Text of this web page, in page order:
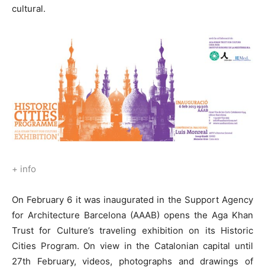
cultural.
+ info
On February 6 it was inaugurated in the Support Agency
for Architecture Barcelona (AAAB) opens the Aga Khan
Trust for Culture’s traveling exhibition on its Historic
Cities Program. On view in the Catalonian capital until
27th February, videos, photographs and drawings of